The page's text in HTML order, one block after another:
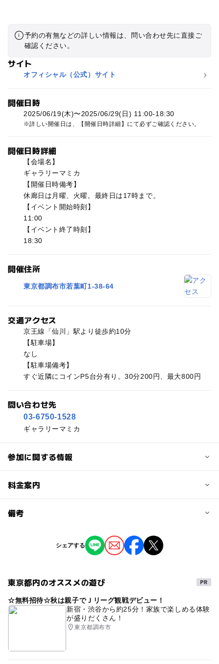
予約の有無などの詳しい情報は、問い合わせ先に直接ご
確認ください。
サイト
オフィシャル（公式）サイト
開催日時
2025/06/19(木)〜2025/06/29(日) 11:00-18:30
詳しい開催日は、【開催日時詳細】にて必ずご確認ください。
開催日時詳細
【会場名】
ギャラリーマミカ
【開催日時備考】
休廊日は月曜、火曜。最終日は17時まで。
【イベント開始時刻】
11:00
【イベント終了時刻】
18:30
開催住所
東京都調布市若葉町1-38-64
交通アクセス
京王線「仙川」駅より徒歩約10分
【駐車場】
なし
【駐車場備考】
すぐ近隣にコインP5台分有り。30分200円、最大800円
問い合わせ先
03-6750-1528
ギャラリーマミカ
参加に関する情報
予約/応募
料金案内
料金について
備考
※掲載の情報は天候や主催者側の都合などにより変更にな
ることがあります。
シェアする
東京都内のオススメの遊び
☆無料招待☆秋は親子でＪリーグ観戦デビュー！
新宿・渋谷から約25分！家族で楽しめる体験
が盛りだくさん！
東京都調布市